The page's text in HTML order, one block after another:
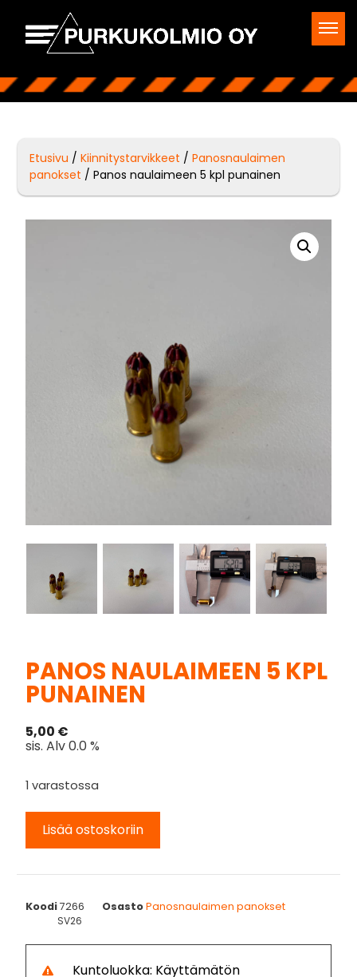
Etusivu /Kiinnitystarvikkeet /Panosnaulaimen
panokset / Panos naulaimeen 5 kpl punainen
PANOS NAULAIMEEN 5 KPL
PUNAINEN
5,00 €
sis. Alv 0.0 %
1 varastossa
Lisää ostoskoriin
Koodi7266 OsastoPanosnaulaimen panokset
SV26
Kuntoluokka: Käyttämätön